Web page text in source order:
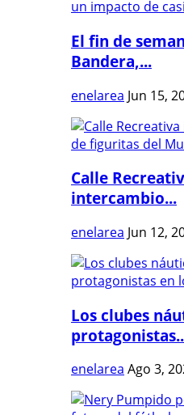
El fin de
Bandera,...
enelarea Jun 15,
Calle
intercambio...
enelarea Jun 12,
Los clubes
enelarea Ago 3,